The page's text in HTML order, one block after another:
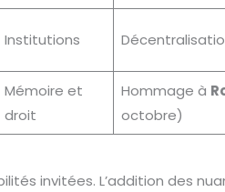
Institutions
Mémoire et
droit
Hommage à
octobre)
invitées. L’addition des